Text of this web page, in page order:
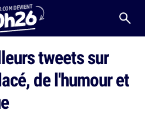
tweets sur
de l'humour et